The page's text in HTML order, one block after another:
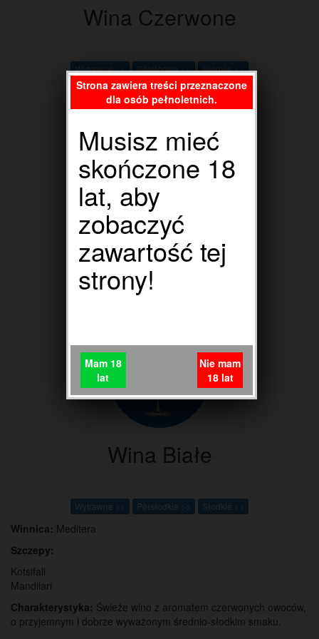
Wina Czerwone
Wytrawne >> Półsłodkie >> Słodkie >>
Wina Różowe
Wytrawne >>
Wina Białe
Wytrawne >> Półsłodkie >> Słodkie >>
Winnica: Meditera
Szczepy:
Kotsifali
Mandilari
Charakterystyka: Świeże wino z aromatem czerwonych owoców,
o przyjemnym i dobrze wyważonym średnio-słodkim smaku.
Strona zawiera treści przeznaczone
dla osób pełnoletnich.
Musisz mieć
skończone 18
lat, aby
zobaczyć
zawartość tej
strony!
Mam 18
lat
Nie mam
18 lat